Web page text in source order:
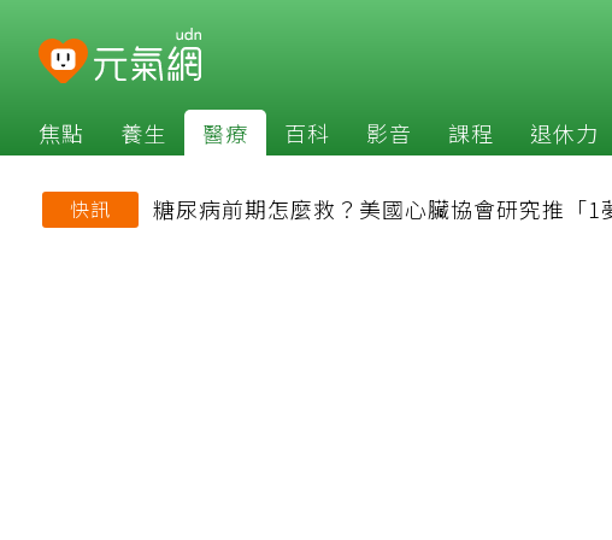
焦點 養生 醫療 百科 影音 課程 退休力
快訊 糖尿病前期怎麼救？美國心臟協會研究推「